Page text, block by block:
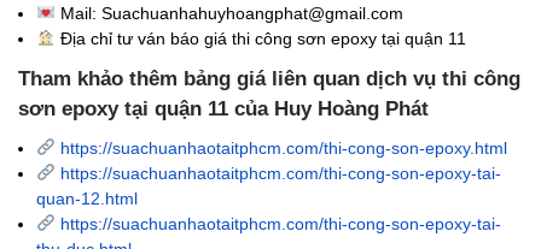
Mail: Suachuanhahuyhoangphat@gmail.com
Địa chỉ tư ván báo giá thi công sơn epoxy tại quận 11
Tham khảo thêm bảng giá liên quan dịch vụ thi công
sơn epoxy tại quận 11 của Huy Hoàng Phát
https://suachuanhaotaitphcm.com/thi-cong-son-epoxy.html
https://suachuanhaotaitphcm.com/thi-cong-son-epoxy-tai-
quan-12.html
https://suachuanhaotaitphcm.com/thi-cong-son-epoxy-tai-